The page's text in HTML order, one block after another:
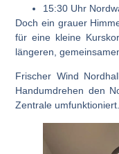
15:30 Uhr
Doch ein grauer
für eine kleine
längeren,
Frischer Wind
Handumdrehen den
Zentrale umfunktioniert.